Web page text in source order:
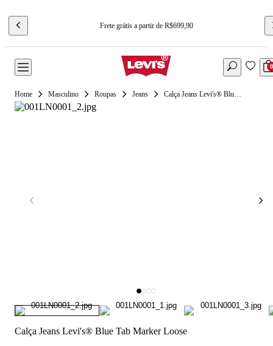
Frete grátis a partir de R$699,90
0
Masculino Roupas Jeans Calça Jeans Levi's® Blue Tab Marker Loose
Calça Jeans Levi's® Blue Tab Marker Loose